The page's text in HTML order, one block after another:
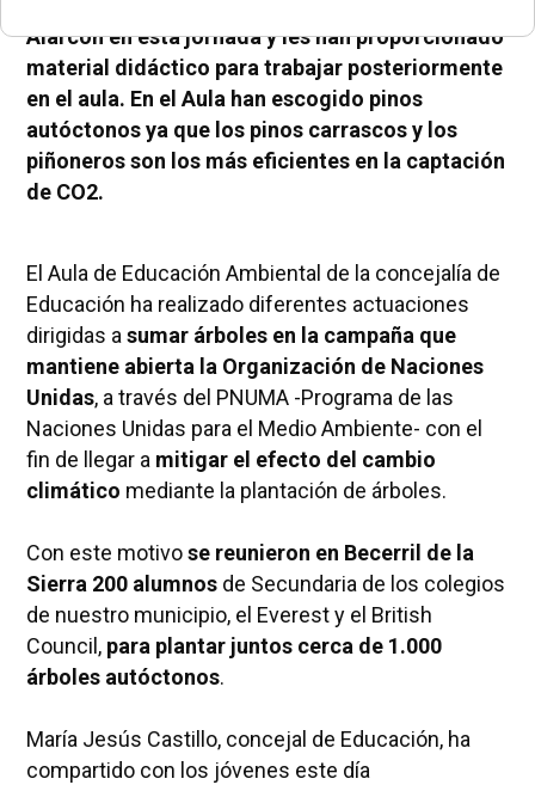
Alarcón en esta jornada y les han proporcionado
material didáctico para trabajar posteriormente
en el aula. En el Aula han escogido pinos
autóctonos ya que los pinos carrascos y los
piñoneros son los más eficientes en la captación
de CO2.
El Aula de Educación Ambiental de la concejalía de
Educación ha realizado diferentes actuaciones
dirigidas a sumar árboles en la campaña que
mantiene abierta la Organización de Naciones
Unidas, a través del PNUMA -Programa de las
Naciones Unidas para el Medio Ambiente- con el
fin de llegar a mitigar el efecto del cambio
climático mediante la plantación de árboles.
Con este motivose reunieron en Becerril de la
Sierra 200 alumnosde Secundaria de los colegios
de nuestro municipio, el Everest y el British
Council, para plantar juntos cerca de 1.000
árboles autóctonos.
María Jesús Castillo, concejal de Educación, ha
compartido con los jóvenes este día